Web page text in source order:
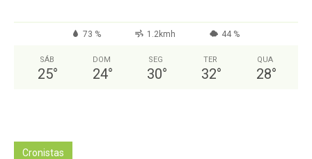
73 % 1.2kmh 44 %
SÁB
25°
DOM
24°
SEG
30°
TER
32°
QUA
28°
Cronistas